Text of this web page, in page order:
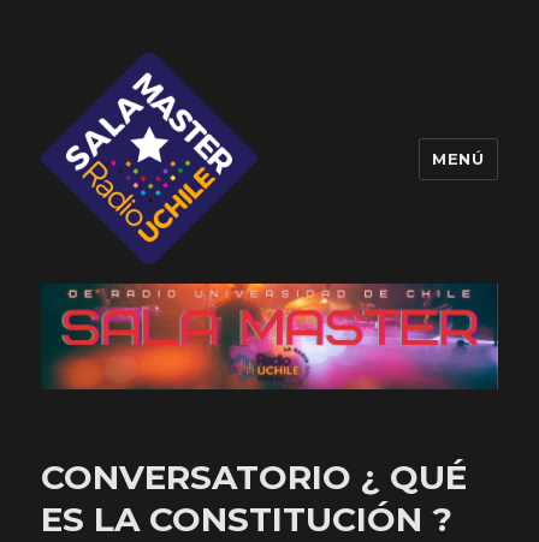
Sala Master
MENÚ
CONVERSATORIO ¿ QUÉ
ES LA CONSTITUCIÓN ?